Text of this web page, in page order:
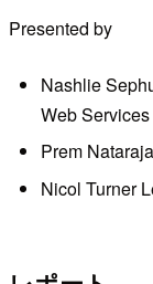
Presented by
Nashlie
Web Services
Prem
Nicol Turner